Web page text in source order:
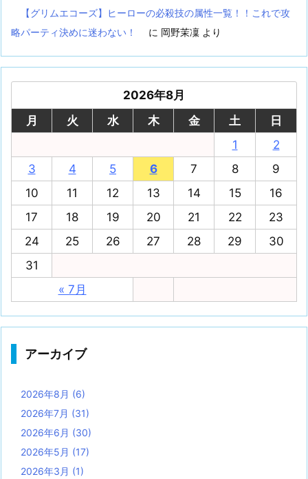
【グリムエコーズ】ヒーローの必殺技の属性一覧！！これで攻
略パーティ決めに迷わない！
に 岡野茉凜 より
2026年8月
月
火 水 木 金 土 日
« 7月
1
2
3
4 5 6 7 8
9
10
11 12 13 14 15
16
17
18 19 20 21 22
23
24
25 26 27 28 29
30
31
アーカイブ
2026年8月 (6)
2026年7月 (31)
2026年6月 (30)
2026年5月 (17)
2026年3月 (1)